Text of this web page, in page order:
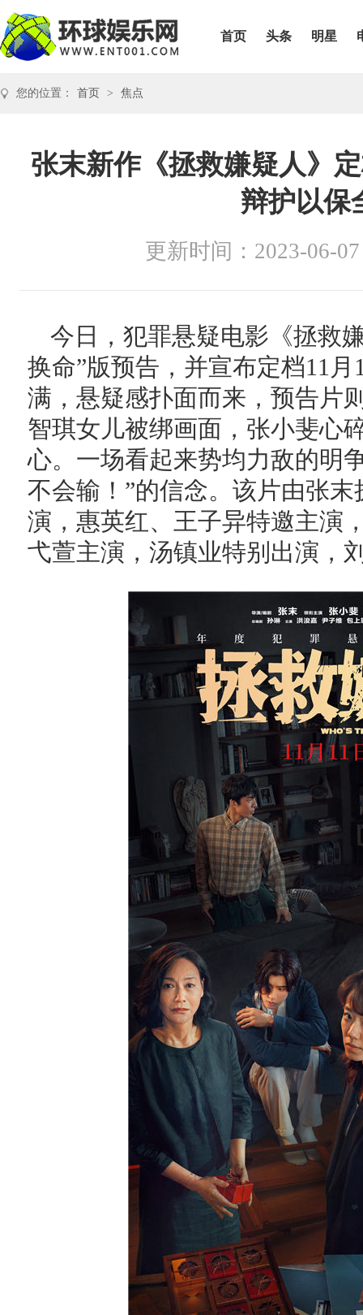
首页 头条 明星
您的位置： 首页 > 焦点
张末新作《拯救嫌疑人》
辩护以保
更新时间：2023-06-07
今日，犯罪悬疑电影《拯救
换命”版预告，并宣布定档11
满，悬疑感扑面而来，预告片
智琪女儿被绑画面，张小斐心
心。一场看起来势均力敌的明
不会输！”的信念。该片由张
演，惠英红、王子异特邀主演
弋萱主演，汤镇业特别出演，